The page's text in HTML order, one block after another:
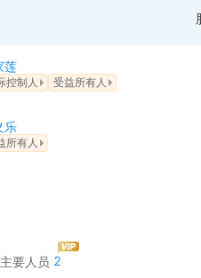
莲
控制人 受益所有人
乐
所有人
要人员 2